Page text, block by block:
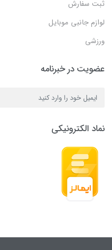
ثبت سفارش
لوازم جانبی موبایل
ورزشی
عضویت در خبرنامه
نماد الکترونیکی